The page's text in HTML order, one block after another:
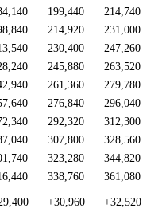
199,440
214,740
214,920
231,000
230,400
247,260
245,880
263,520
261,360
279,780
276,840
296,040
292,320
312,300
307,800
328,560
323,280
344,820
338,760
361,080
+30,960 +32,520